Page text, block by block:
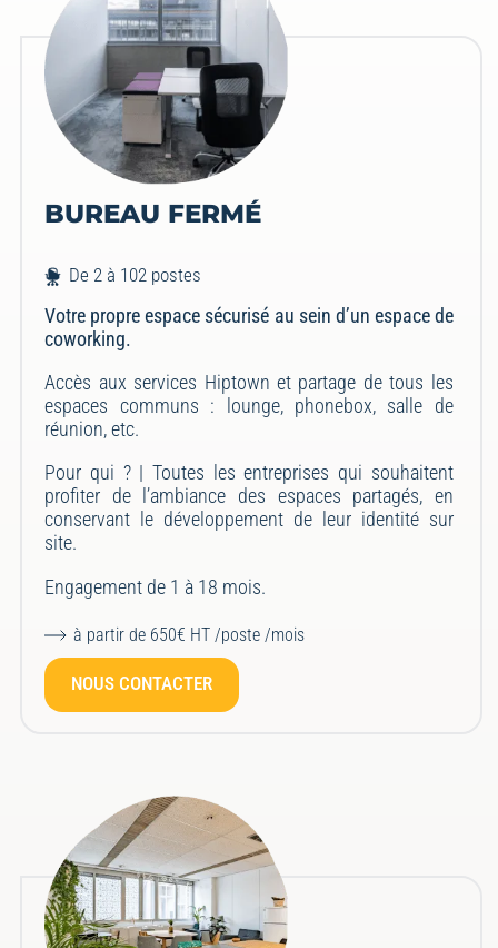
BUREAU FERMÉ
De 2 à 102 postes
Votre propre espace sécurisé au sein d’un espace de
coworking.
Accès aux services Hiptown et partage de tous les
espaces communs : lounge, phonebox, salle de
réunion, etc.
Pour qui ? | Toutes les entreprises qui souhaitent
profiter de l’ambiance des espaces partagés, en
conservant le développement de leur identité sur
site.
Engagement de 1 à 18 mois.
à partir de 650€ HT /poste /mois
NOUS CONTACTER